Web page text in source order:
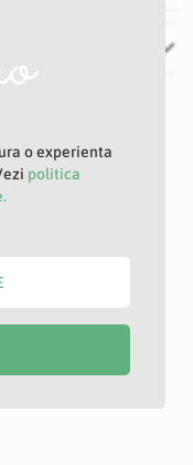
o experienta
politica